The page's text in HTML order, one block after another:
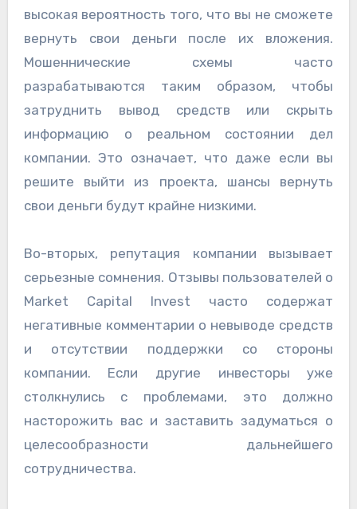
высокая вероятность того, что вы не сможете
вернуть свои деньги после их вложения.
Мошеннические схемы часто
разрабатываются таким образом, чтобы
затруднить вывод средств или скрыть
информацию о реальном состоянии дел
компании. Это означает, что даже если вы
решите выйти из проекта, шансы вернуть
свои деньги будут крайне низкими.
Во-вторых, репутация компании вызывает
серьезные сомнения. Отзывы пользователей о
Market Capital Invest часто содержат
негативные комментарии о невыводе средств
и отсутствии поддержки со стороны
компании. Если другие инвесторы уже
столкнулись с проблемами, это должно
насторожить вас и заставить задуматься о
целесообразности дальнейшего
сотрудничества.